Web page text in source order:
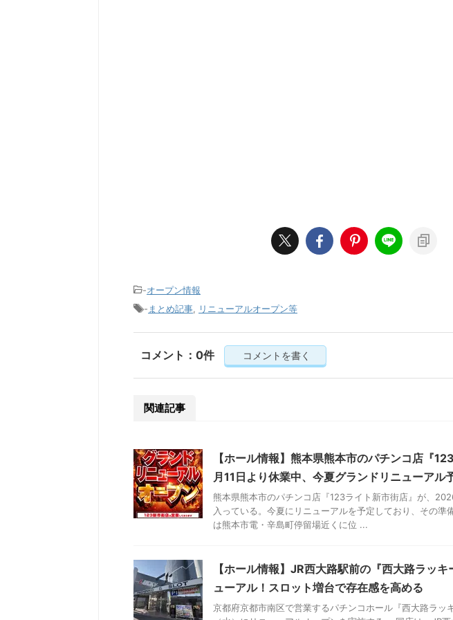
-オープン情報
-まとめ記事, リニューアルオープン等
コメント：0件 コメントを書く
関連記事
【ホール情報】熊本県熊本市のパチンコ店『
月11日より休業中、今夏グランドリニューアル
熊本県熊本市のパチンコ店『123ライト新市街店』が、
入っている。今夏にリニューアルを予定しており、その準
は熊本市電・辛島町停留場近くに位 ...
【ホール情報】JR西大路駅前の『西大路ラッ
ューアル！スロット増台で存在感を高める
京都府京都市南区で営業するパチンコホール『西大路ラッ